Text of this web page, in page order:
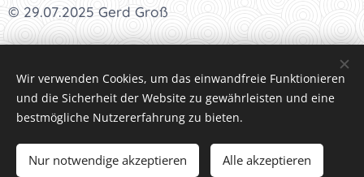
© 29.07.2025 Gerd Groß
Bilder und Text © Gerd Groß, Interesse an Text oder Bild,
Wir verwenden Cookies, um das einwandfreie Funktionieren
und die Sicherheit der Website zu gewährleisten und eine
bestmögliche Nutzererfahrung zu bieten.
Nur notwendige akzeptieren Alle akzeptieren